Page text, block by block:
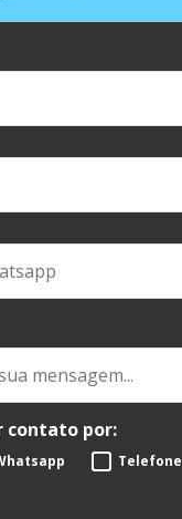
contato por:
Telefone